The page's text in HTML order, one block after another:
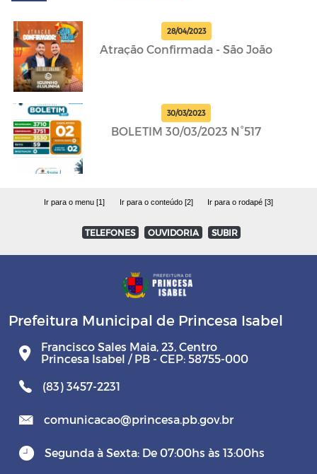
28/04/2023
Atração Confirmada - São João
30/03/2023
BOLETIM 30/03/2023 N°517
Ir para o menu [1] Ir para o conteúdo [2] Ir para o rodapé [3]
TELEFONES OUVIDORIA SUBIR
Prefeitura Municipal de Princesa Isabel
Francisco Sales Maia, 23, Centro
Princesa Isabel / PB - CEP: 58755-000
(83) 3457-2231
comunicacao@princesa.pb.gov.br
Segunda à Sexta: De 07:00hs às 13:00hs